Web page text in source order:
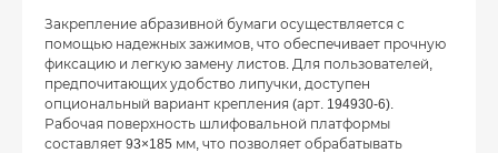
Закрепление абразивной бумаги осуществляется с
помощью надежных зажимов, что обеспечивает прочную
фиксацию и легкую замену листов. Для пользователей,
предпочитающих удобство липучки, доступен
опциональный вариант крепления (арт. 194930-6).
Рабочая поверхность шлифовальной платформы
составляет 93×185 мм, что позволяет обрабатывать